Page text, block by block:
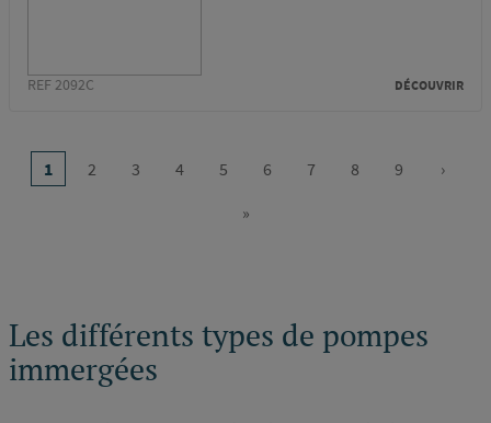
REF 2092C DÉCOUVRIR
Page
1 Page
2 Page
3 Page
4 Page
5 Page
6 Page
7 Page
8 Page
9
Page
›
Dernière
»
Les différents types de pompes
immergées